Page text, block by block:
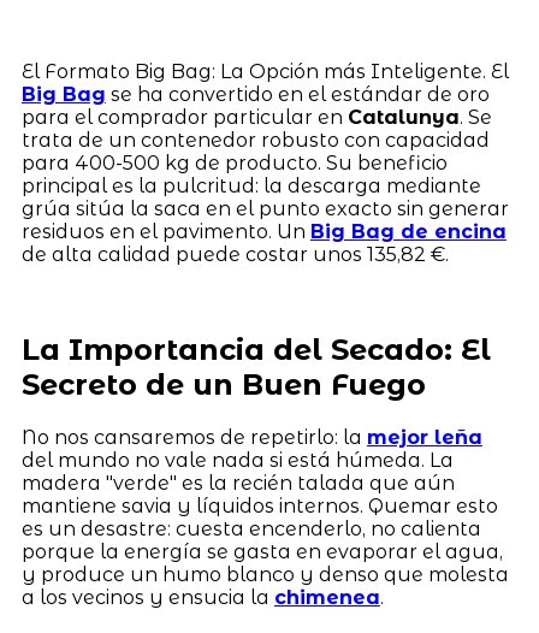
El Formato Big Bag: La Opción más Inteligente. El
Big Bag se ha convertido en el estándar de oro
para el comprador particular en Catalunya. Se
trata de un contenedor robusto con capacidad
para 400-500 kg de producto. Su beneficio
principal es la pulcritud: la descarga mediante
grúa sitúa la saca en el punto exacto sin generar
residuos en el pavimento. Un Big Bag de encina
de alta calidad puede costar unos 135,82 €.
La Importancia del Secado: El
Secreto de un Buen Fuego
No nos cansaremos de repetirlo: la mejor leña
del mundo no vale nada si está húmeda. La
madera "verde" es la recién talada que aún
mantiene savia y líquidos internos. Quemar esto
es un desastre: cuesta encenderlo, no calienta
porque la energía se gasta en evaporar el agua,
y produce un humo blanco y denso que molesta
a los vecinos y ensucia la chimenea.